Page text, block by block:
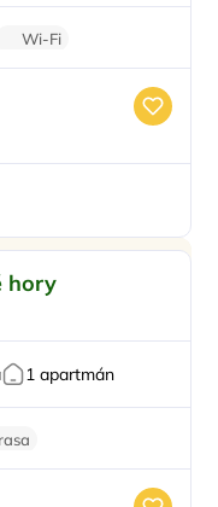
Wi-Fi
hory
1 apartmán